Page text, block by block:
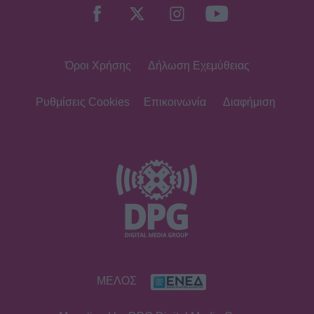
Καινούργιου με μαγιό και το
της πρεμιέρας
Κρατερός Κατσούλης: «Δεν υπάρχει
πολύς χρόνος για προσωπική ζωή»
Ρουμελιώτη: Δεν σταματά να
Όροι Χρήσης Δήλωση Εχεμύθειας
Ρυθμίσεις Cookies Επικοινωνία Διαφήμιση
ΜΕΛΟΣ